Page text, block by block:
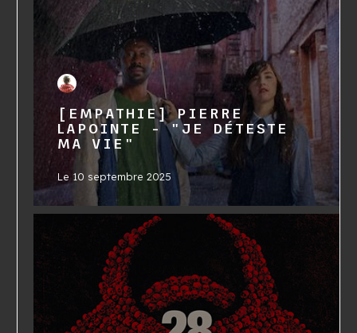
[EMPATHIE] PIERRE
LAPOINTE - "JE DÉTESTE
MA VIE"
Le 10 septembre 2025